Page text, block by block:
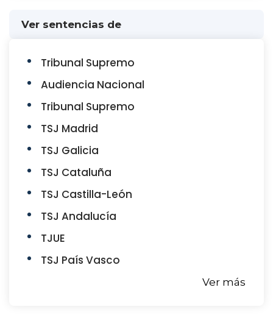
Ver sentencias de
Tribunal Supremo
Audiencia Nacional
Tribunal Supremo
TSJ Madrid
TSJ Galicia
TSJ Cataluña
TSJ Castilla-León
TSJ Andalucía
TJUE
TSJ País Vasco
Ver más